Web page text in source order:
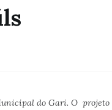
do Gari. O projeto